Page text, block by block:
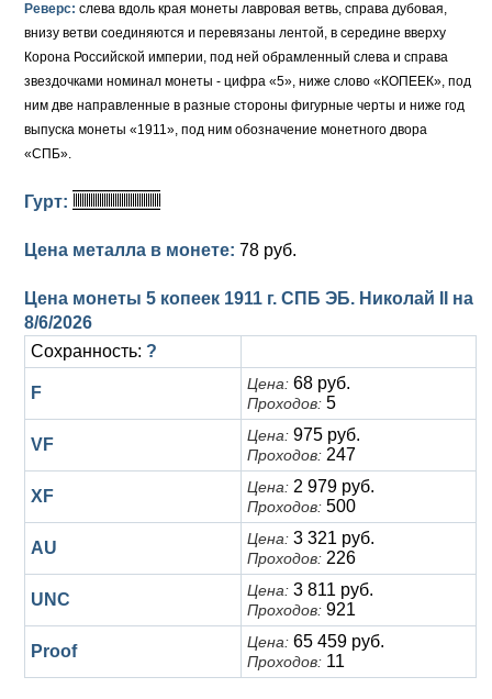
Таврические монеты
Для Пруссии
Ливонезы
Альбертусталер
Екатерина I (1725-1727)
Петр I (1682-1725)
Золото
Серебро
Медь
Реверс: слева вдоль края монеты лавровая ветвь, справа дубовая,
внизу ветви соединяются и перевязаны лентой, в середине вверху
Корона Российской империи, под ней обрамленный слева и справа
звездочками номинал монеты - цифра «5», ниже слово «КОПЕЕК», под
ним две направленные в разные стороны фигурные черты и ниже год
выпуска монеты «1911», под ним обозначение монетного двора
«СПБ».
Гурт:
Цена металла в монете: 78 руб.
Цена монеты 5 копеек 1911 г. СПБ ЭБ. Николай II на
8/6/2026
Сохранность: ?
F Цена: 68 руб.
Проходов: 5
VF Цена: 975 руб.
Проходов: 247
XF Цена: 2 979 руб.
Проходов: 500
AU Цена: 3 321 руб.
Проходов: 226
UNC Цена: 3 811 руб.
Проходов: 921
Proof Цена: 65 459 руб.
Проходов: 11